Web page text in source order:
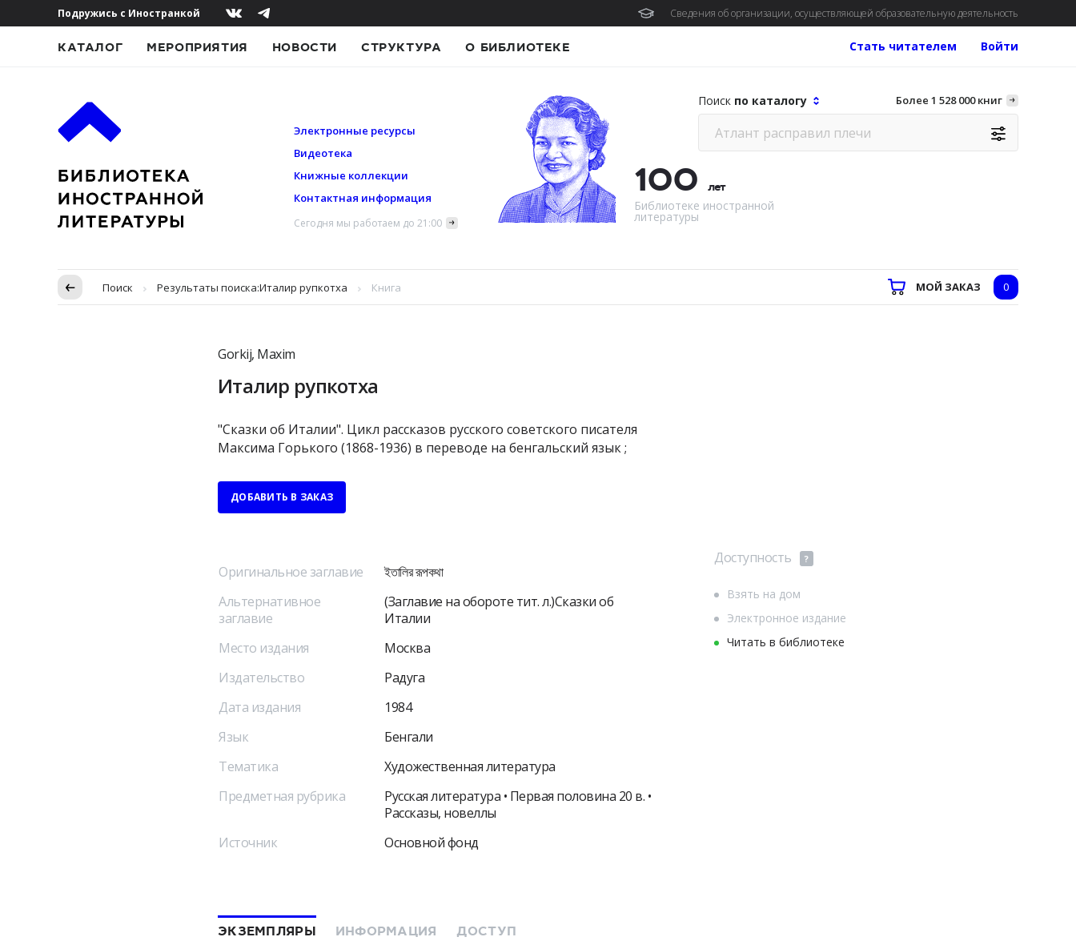
Подружись с Иностранкой Сведения об организации, осуществляющей образовательную деятельность
КАТАЛОГ МЕРОПРИЯТИЯ НОВОСТИ СТРУКТУРА О БИБЛИОТЕКЕ Войти
Стать читателем
Электронные ресурсы
Видеотека
Книжные коллекции
Контактная информация
Сегодня мы работаем до 21:00
Поиск по каталогу Более 1 528 000 книг
100
лет
Библиотеке иностранной
литературы
Пропуск в контексте
Поиск Результаты поиска:Италир рупкотха Книга МОЙ ЗАКАЗ 0
Gorkij, Maxim
Италир рупкотха
"Сказки об Италии". Цикл рассказов русского советского писателя
Максима Горького (1868-1936) в переводе на бенгальский язык ;
ДОБАВИТЬ В ЗАКАЗ
Оригинальное заглавие
ইতালির রূপকথা
Альтернативное
заглавие
(Заглавие на обороте тит. л.)Сказки об
Италии
Место издания
Москва
Издательство
Радуга
Дата издания
1984
Язык
Бенгали
Тематика
Художественная литература
Предметная рубрика
Русская литература • Первая половина 20 в. •
Рассказы, новеллы
Источник
Основной фонд
Доступность ?
Взять на дом
Электронное издание
Читать в библиотеке
ЭКЗЕМПЛЯРЫ ИНФОРМАЦИЯ ДОСТУП